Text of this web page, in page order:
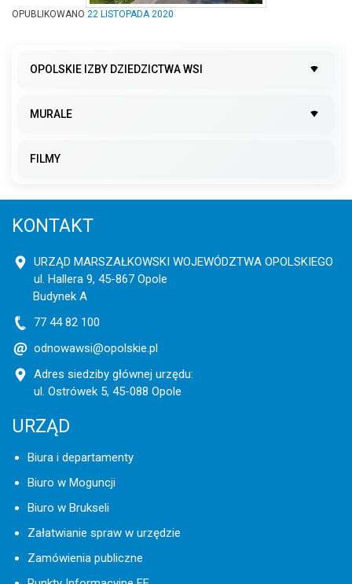
OPUBLIKOWANO 22 LISTOPADA 2020
OPOLSKIE IZBY DZIEDZICTWA WSI
MURALE
FILMY
KONTAKT
URZĄD MARSZAŁKOWSKI WOJEWÓDZTWA OPOLSKIEGO
ul. Hallera 9, 45-867 Opole
Budynek A
77 44 82 100
odnowawsi@opolskie.pl
Adres siedziby głównej urzędu:
ul. Ostrówek 5, 45-088 Opole
URZĄD
Biura i departamenty
Biuro w Moguncji
Biuro w Brukseli
Załatwianie spraw w urzędzie
Zamówienia publiczne